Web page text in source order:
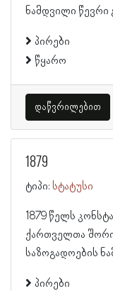
ნამდვილი წევრი
პირები
წყარო
დაწვრილებით
1879
ტიპი: სტატუსი
1879 წელს
ქართველთა
საზოგადოების
პირები